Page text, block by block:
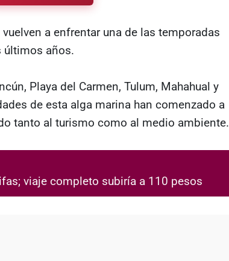
a enfrentar una de las temporadas
últimos años.
Playa del Carmen, Tulum, Mahahual y
de esta alga marina han comenzado a
tanto al turismo como al medio ambiente.
viaje completo subiría a 110 pesos